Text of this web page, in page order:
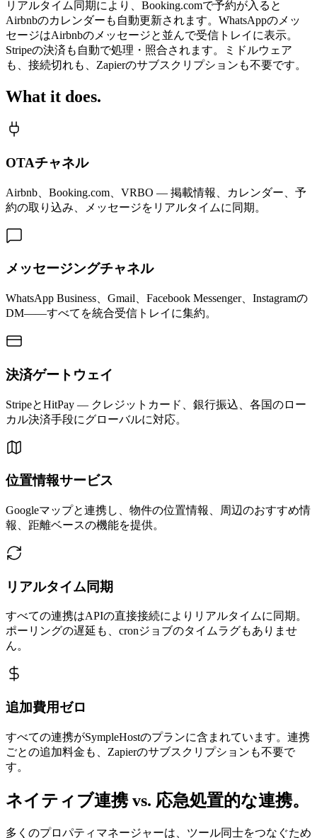
リアルタイム同期により、Booking.comで予約が入ると
Airbnbのカレンダーも自動更新されます。WhatsAppのメッ
セージはAirbnbのメッセージと並んで受信トレイに表示。
Stripeの決済も自動で処理・照合されます。ミドルウェア
も、接続切れも、Zapierのサブスクリプションも不要です。
What it does.
OTAチャネル
Airbnb、Booking.com、VRBO — 掲載情報、カレンダー、予
約の取り込み、メッセージをリアルタイムに同期。
メッセージングチャネル
WhatsApp Business、Gmail、Facebook Messenger、Instagramの
DM——すべてを統合受信トレイに集約。
決済ゲートウェイ
StripeとHitPay — クレジットカード、銀行振込、各国のロー
カル決済手段にグローバルに対応。
位置情報サービス
Googleマップと連携し、物件の位置情報、周辺のおすすめ情
報、距離ベースの機能を提供。
リアルタイム同期
すべての連携はAPIの直接接続によりリアルタイムに同期。
ポーリングの遅延も、cronジョブのタイムラグもありませ
ん。
追加費用ゼロ
すべての連携がSympleHostのプランに含まれています。連携
ごとの追加料金も、Zapierのサブスクリプションも不要で
す。
ネイティブ連携 vs. 応急処置的な連携。
多くのプロパティマネージャーは、ツール同士をつなぐため